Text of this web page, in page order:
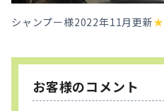
シャンプー様2022年11月更新★
お客様のコメント